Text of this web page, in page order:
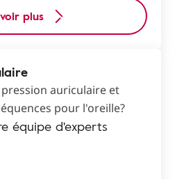
plus
auriculaire et
pour l'oreille?
équipe d'experts